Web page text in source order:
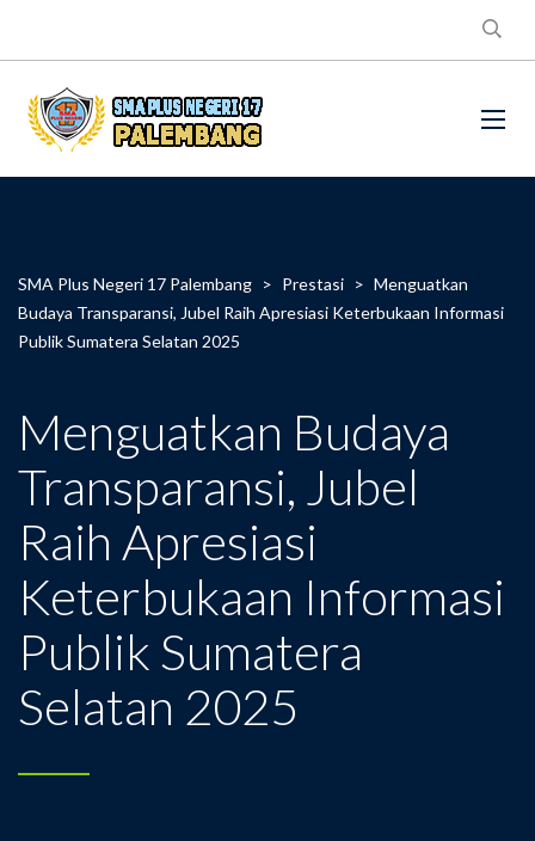
SMA Plus Negeri 17 Palembang > Prestasi > Menguatkan
Budaya Transparansi, Jubel Raih Apresiasi Keterbukaan Informasi
Publik Sumatera Selatan 2025
Menguatkan Budaya
Transparansi, Jubel
Raih Apresiasi
Keterbukaan Informasi
Publik Sumatera
Selatan 2025